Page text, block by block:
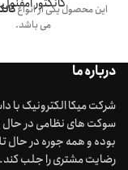
این محصول یکی از انواع
می باشد.
درباره ما
سوکت های نظامی در
بوده و همه جوره در حال
رضایت مشتری را جلب